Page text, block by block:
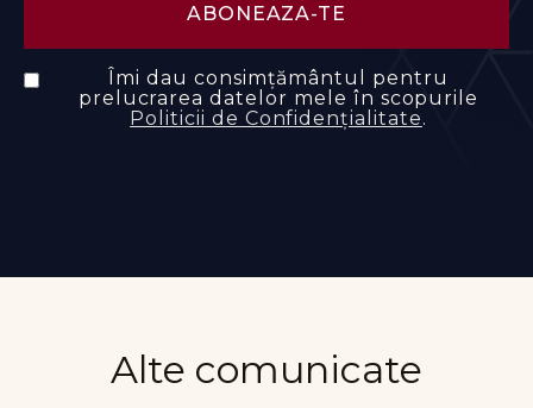
Îmi dau consimțământul pentru
prelucrarea datelor mele în scopurile
Politicii de Confidențialitate.
Alte comunicate